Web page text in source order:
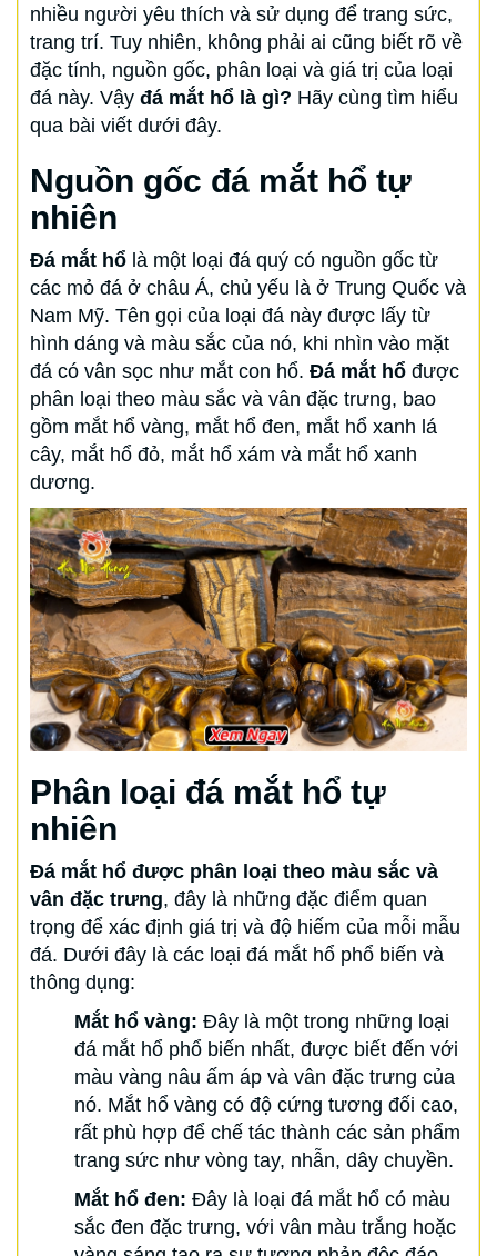
nhiều người yêu thích và sử dụng để trang sức,
trang trí. Tuy nhiên, không phải ai cũng biết rõ về
đặc tính, nguồn gốc, phân loại và giá trị của loại
đá này. Vậy đá mắt hổ là gì? Hãy cùng tìm hiểu
qua bài viết dưới đây.
Nguồn gốc đá mắt hổ tự
nhiên
Đá mắt hổ là một loại đá quý có nguồn gốc từ
các mỏ đá ở châu Á, chủ yếu là ở Trung Quốc và
Nam Mỹ. Tên gọi của loại đá này được lấy từ
hình dáng và màu sắc của nó, khi nhìn vào mặt
đá có vân sọc như mắt con hổ. Đá mắt hổ được
phân loại theo màu sắc và vân đặc trưng, bao
gồm mắt hổ vàng, mắt hổ đen, mắt hổ xanh lá
cây, mắt hổ đỏ, mắt hổ xám và mắt hổ xanh
dương.
Phân loại đá mắt hổ tự
nhiên
Đá mắt hổ được phân loại theo màu sắc và
vân đặc trưng, đây là những đặc điểm quan
trọng để xác định giá trị và độ hiếm của mỗi mẫu
đá. Dưới đây là các loại đá mắt hổ phổ biến và
thông dụng:
Mắt hổ vàng: Đây là một trong những loại
đá mắt hổ phổ biến nhất, được biết đến với
màu vàng nâu ấm áp và vân đặc trưng của
nó. Mắt hổ vàng có độ cứng tương đối cao,
rất phù hợp để chế tác thành các sản phẩm
trang sức như vòng tay, nhẫn, dây chuyền.
Mắt hổ đen: Đây là loại đá mắt hổ có màu
sắc đen đặc trưng, với vân màu trắng hoặc